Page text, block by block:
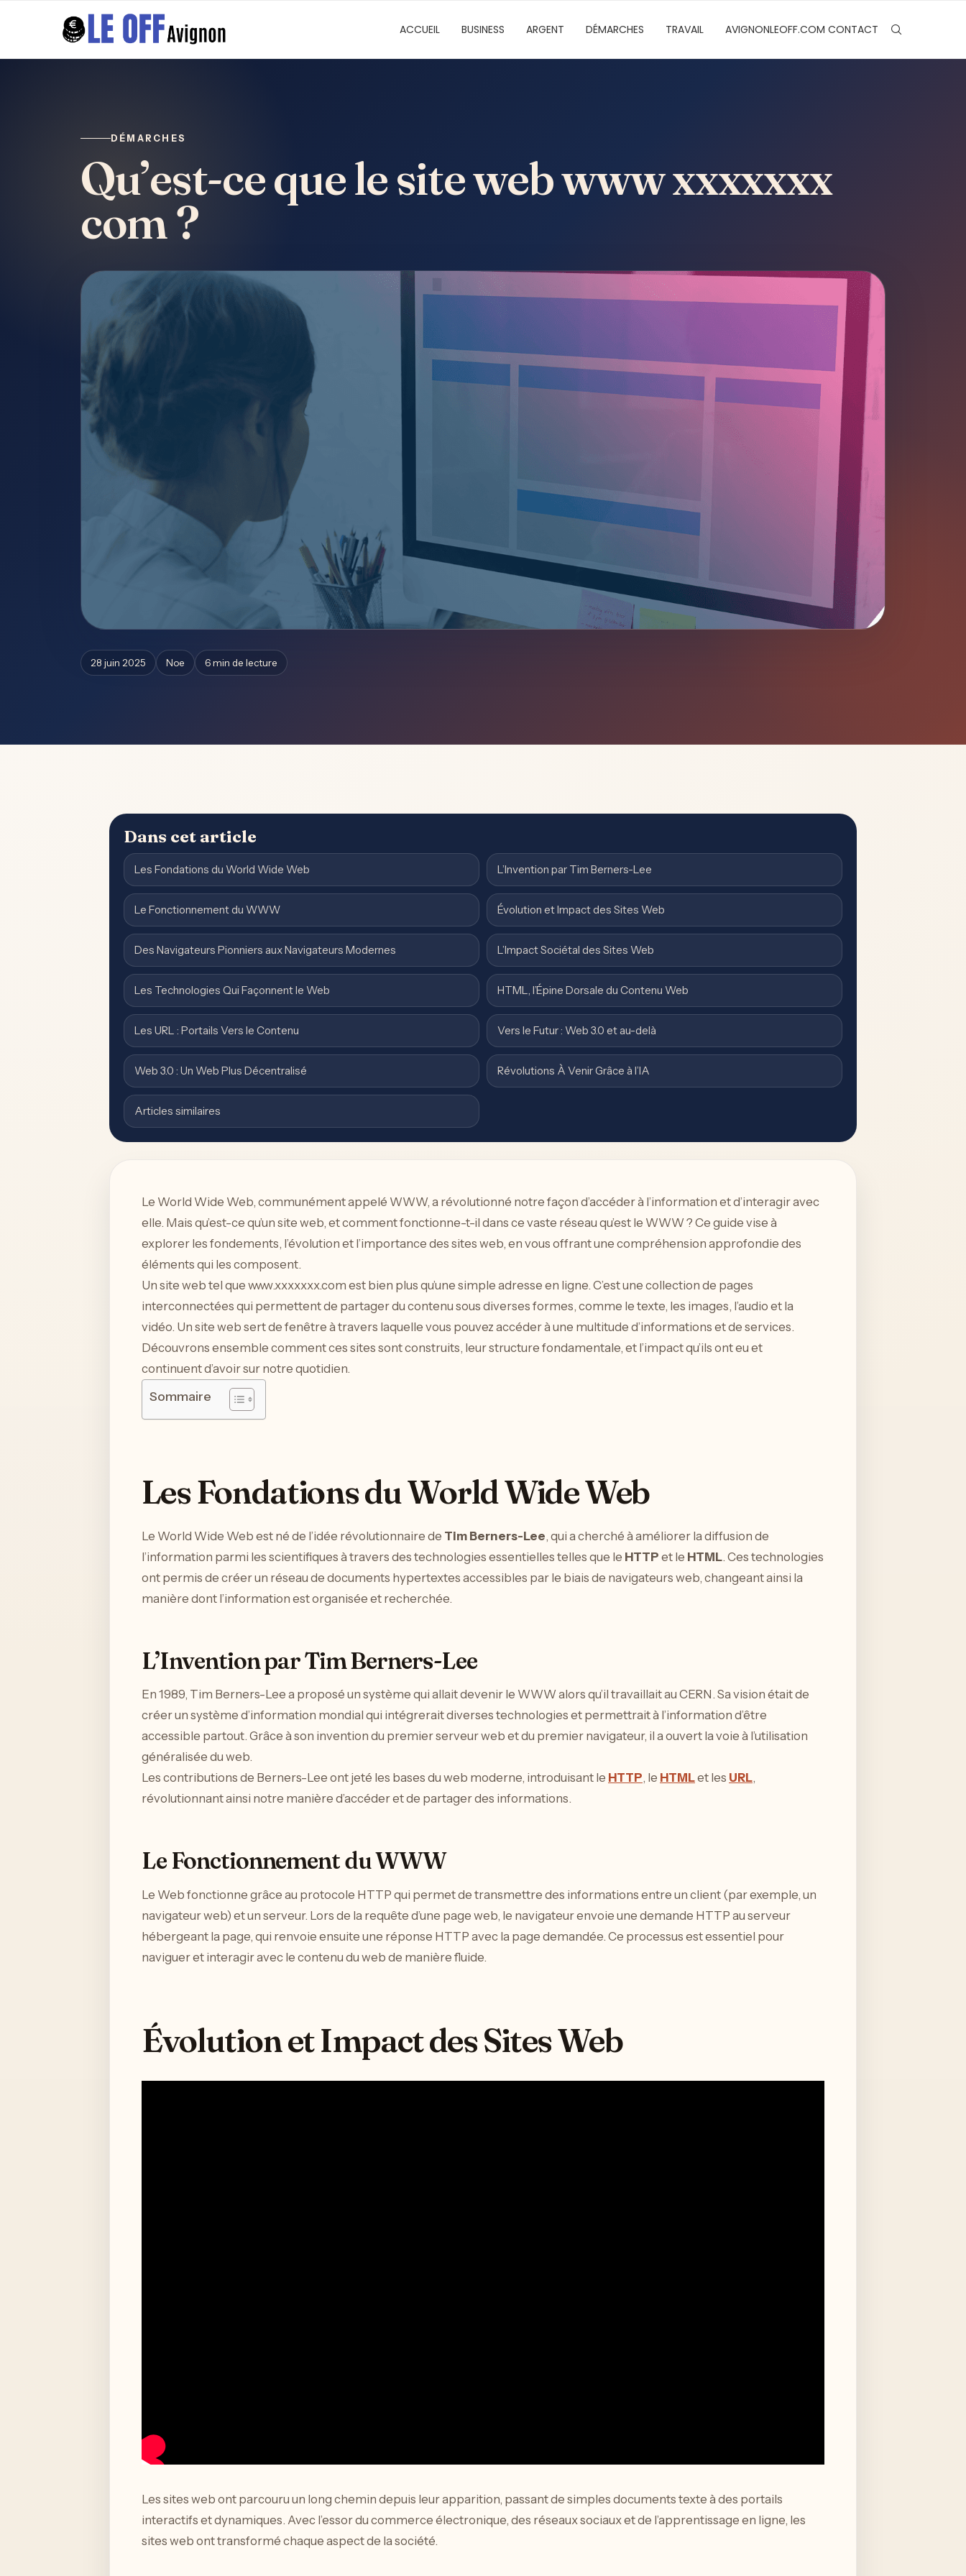
ACCUEIL BUSINESS ARGENT DÉMARCHES TRAVAIL AVIGNONLEOFF.COM CONTACT
DÉMARCHES
Qu’est-ce que le site web www xxxxxxx
com ?
28 juin 2025 Noe 6 min de lecture
Dans cet article
Les Fondations du World Wide Web L’Invention par Tim Berners-Lee
Le Fonctionnement du WWW Évolution et Impact des Sites Web
Des Navigateurs Pionniers aux Navigateurs Modernes L’Impact Sociétal des Sites Web
Les Technologies Qui Façonnent le Web HTML, l’Épine Dorsale du Contenu Web
Les URL : Portails Vers le Contenu Vers le Futur : Web 3.0 et au-delà
Web 3.0 : Un Web Plus Décentralisé Révolutions À Venir Grâce à l’IA
Articles similaires
Le World Wide Web, communément appelé WWW, a révolutionné notre façon d’accéder à l’information et d’interagir avec
elle. Mais qu’est-ce qu’un site web, et comment fonctionne-t-il dans ce vaste réseau qu’est le WWW ? Ce guide vise à
explorer les fondements, l’évolution et l’importance des sites web, en vous offrant une compréhension approfondie des
éléments qui les composent.
Un site web tel que www.xxxxxxx.com est bien plus qu’une simple adresse en ligne. C’est une collection de pages
interconnectées qui permettent de partager du contenu sous diverses formes, comme le texte, les images, l’audio et la
vidéo. Un site web sert de fenêtre à travers laquelle vous pouvez accéder à une multitude d’informations et de services.
Découvrons ensemble comment ces sites sont construits, leur structure fondamentale, et l’impact qu’ils ont eu et
continuent d’avoir sur notre quotidien.
Sommaire
Les Fondations du World Wide Web
Le World Wide Web est né de l’idée révolutionnaire de Tim Berners-Lee, qui a cherché à améliorer la diffusion de
l’information parmi les scientifiques à travers des technologies essentielles telles que le HTTP et le HTML. Ces technologies
ont permis de créer un réseau de documents hypertextes accessibles par le biais de navigateurs web, changeant ainsi la
manière dont l’information est organisée et recherchée.
L’Invention par Tim Berners-Lee
En 1989, Tim Berners-Lee a proposé un système qui allait devenir le WWW alors qu’il travaillait au CERN. Sa vision était de
créer un système d’information mondial qui intégrerait diverses technologies et permettrait à l’information d’être
accessible partout. Grâce à son invention du premier serveur web et du premier navigateur, il a ouvert la voie à l’utilisation
généralisée du web.
Les contributions de Berners-Lee ont jeté les bases du web moderne, introduisant le HTTP, le HTMLet les URL,
révolutionnant ainsi notre manière d’accéder et de partager des informations.
Le Fonctionnement du WWW
Le Web fonctionne grâce au protocole HTTP qui permet de transmettre des informations entre un client (par exemple, un
navigateur web) et un serveur. Lors de la requête d’une page web, le navigateur envoie une demande HTTP au serveur
hébergeant la page, qui renvoie ensuite une réponse HTTP avec la page demandée. Ce processus est essentiel pour
naviguer et interagir avec le contenu du web de manière fluide.
Évolution et Impact des Sites Web
Les sites web ont parcouru un long chemin depuis leur apparition, passant de simples documents texte à des portails
interactifs et dynamiques. Avec l’essor du commerce électronique, des réseaux sociaux et de l’apprentissage en ligne, les
sites web ont transformé chaque aspect de la société.